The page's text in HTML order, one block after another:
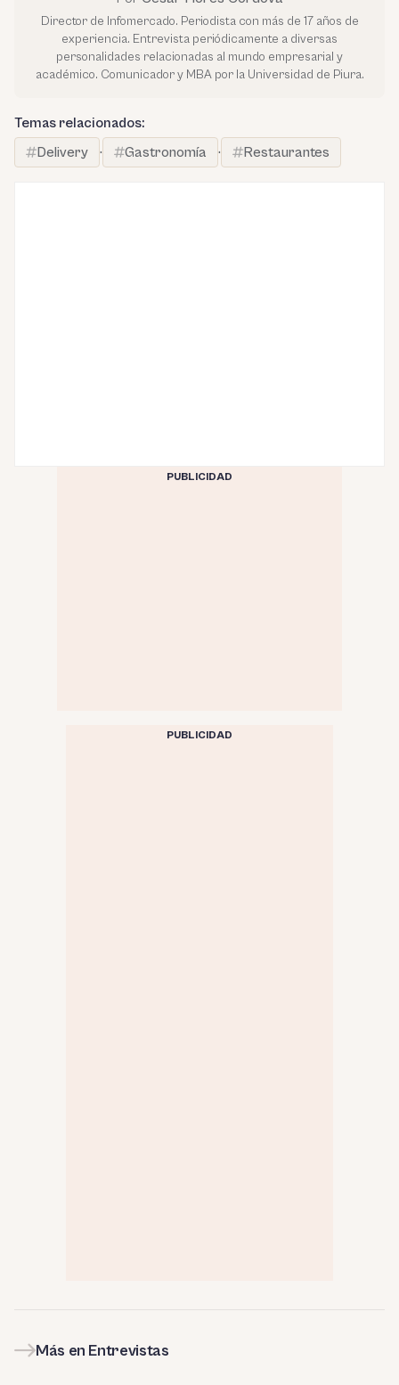
Director de Infomercado. Periodista con más de 17 años de
experiencia. Entrevista periódicamente a diversas
personalidades relacionadas al mundo empresarial y
académico. Comunicador y MBA por la Universidad de Piura.
Temas relacionados:
Delivery
· Gastronomía · Restaurantes
PUBLICIDAD
PUBLICIDAD
Más en Entrevistas